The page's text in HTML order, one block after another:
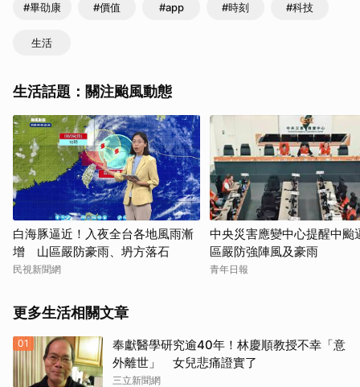
#畢劭康 #價值 #app #時刻 #科技
生活
生活話題：關注颱風動態
白海豚逼近！入夜全台各地風雨漸
增 山區嚴防豪雨、坍方落石
民視新聞網
中央災害應變中心提醒中颱
區嚴防強陣風及豪雨
青年日報
更多生活相關文章
01
奉獻醫學研究逾40年！林慶順教授不幸「意
外離世」 女兒悲痛證實了
三立新聞網